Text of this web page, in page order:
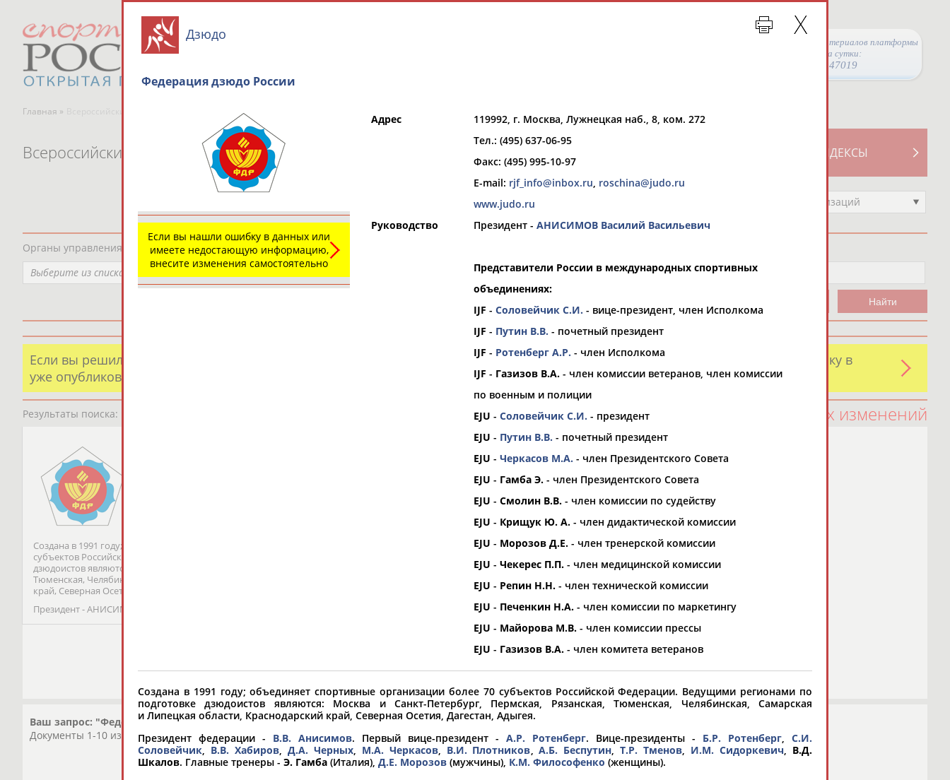
Просмотры материалов платформы
за сутки:
47019
Главная »
СВОДНЫЕ ИНДЕКСЫ
Всероссийские спортивные организации
Выберите другой тип организаций
Органы управления, федерации, ВУЗы, Академии и т.п.
Выберите из списка
Выберите из списка
Если вы решили разместить информацию о хорошо известной вам спортивной организации или обнаружили какую-либо ошибку в
уже опубликованных данных и хотите ее исправить, пожалуйста, вы можете это сделать самостоятельно
Результаты поиска: 100 последних изменений
Создана в 1991 году; объединяет спортивные организации более 70
субъектов Российской Федерации. Ведущими регионами по подготовке
дзюдоистов являются: Москва и Санкт-Петербург, Пермская, Рязанская,
Тюменская, Челябинская, Самарская и Липецкая области, Краснодарский
край, Северная Осетия, Дагестан, Адыгея.
Президент - АНИСИМОВ Василий Васильевич
Ваш запрос: "Федерация дзюдо России"
Документы 1-10 из 256 найденных уникальных документов
1 2 3 4 ... 24 25 26
Дзюдо
Федерация дзюдо России
Если вы нашли ошибку в данных или
имеете недостающую информацию,
внесите изменения самостоятельно
Адрес
119992, г. Москва, Лужнецкая наб., 8, ком. 272
Тел.: (495) 637-06-95
Факс: (495) 995-10-97
E-mail: rjf_info@inbox.ru, roschina@judo.ru
www.judo.ru
Руководство
Президент - АНИСИМОВ Василий Васильевич
Представители России в международных спортивных
объединениях:
IJF - Соловейчик С.И. - вице-президент, член Исполкома
IJF - Путин В.В. - почетный президент
IJF - Ротенберг А.Р. - член Исполкома
IJF - Газизов В.А. - член комиссии ветеранов, член комиссии
по военным и полиции
EJU - Соловейчик С.И. - президент
EJU - Путин В.В. - почетный президент
EJU - Черкасов М.А. - член Президентского Совета
EJU - Гамба Э. - член Президентского Совета
EJU - Смолин В.В. - член комиссии по судейству
EJU - Крищук Ю. А. - член дидактической комиссии
EJU - Морозов Д.Е. - член тренерской комиссии
EJU - Чекерес П.П. - член медицинской комиссии
EJU - Репин Н.Н. - член технической комиссии
EJU - Печенкин Н.А. - член комиссии по маркетингу
EJU - Майорова М.В. - член комиссии прессы
EJU - Газизов В.А. - член комитета ветеранов
Создана в 1991 году; объединяет спортивные организации более 70 субъектов Российской Федерации. Ведущими регионами по
подготовке дзюдоистов являются: Москва и Санкт-Петербург, Пермская, Рязанская, Тюменская, Челябинская, Самарская
и Липецкая области, Краснодарский край, Северная Осетия, Дагестан, Адыгея.
Президент федерации - В.В. Анисимов. Первый вице-президент - А.Р. Ротенберг. Вице-президенты - Б.Р. Ротенберг, С.И.
Соловейчик, В.В. Хабиров, Д.А. Черных, М.А. Черкасов, В.И. Плотников,А.Б. Беспутин,Т.Р. Тменов, И.М. Сидоркевич, В.Д.
Шкалов. Главные тренеры - Э. Гамба (Италия), Д.Е. Морозов (мужчины), К.М. Философенко (женщины).